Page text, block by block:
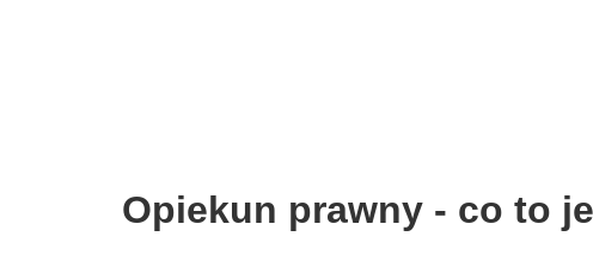
Opiekun prawny - co to